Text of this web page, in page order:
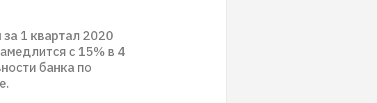
1 квартал 2020
с 15% в 4
банка по